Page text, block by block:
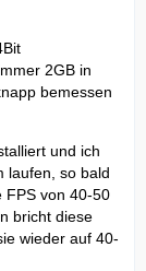
2GB in
bemessen
und ich
laufen, so bald
FPS von 40-50
bricht diese
wieder auf 40-